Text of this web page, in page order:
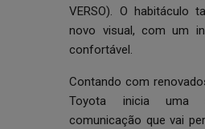
VERSO). O habitáculo
novo visual, com um
confortável.
Contando com
Toyota inicia uma
comunicação que vai